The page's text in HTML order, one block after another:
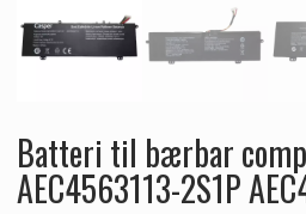
Batteri til bærbar
AEC4563113-2S1P